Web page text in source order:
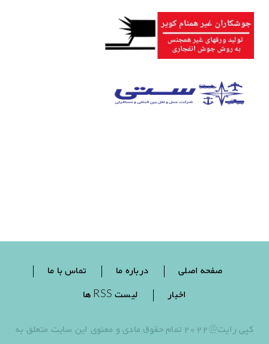
صفحه اصلی درباره ما
تماس با ما
اخبار
لیست RSS ها
کپی رایت@2022 تمام حقوق مادی و معنوی این سایت متعلق به